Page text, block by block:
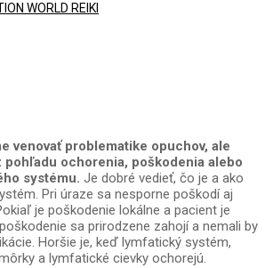
WORLD REIKI
venovať problematike opuchov, ale
ochorenia, poškodenia alebo
systému. Je dobré vedieť, čo je a ako
Pri úraze sa nesporne poškodí aj
je poškodenie lokálne a pacient je
sa prirodzene zahojí a nemali by
Horšie je, keď lymfatický systém,
a lymfatické cievky ochorejú.